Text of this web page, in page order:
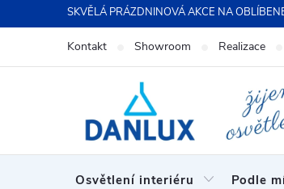
na
SKVĚLÁ PRÁZDNINOVÁ AKCE NA
Kontakt Showroom Realizace
Osvětlení interiéru Podle